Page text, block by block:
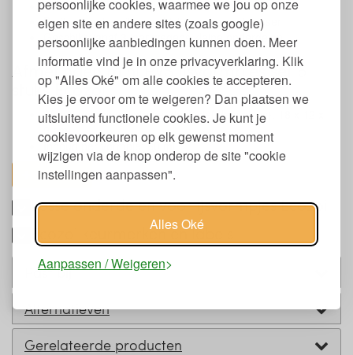
persoonlijke cookies, waarmee we jou op onze
eigen site en andere sites (zoals google)
persoonlijke aanbiedingen kunnen doen. Meer
informatie vind je in onze privacyverklaring. Klik
op "Alles Oké" om alle cookies te accepteren.
Kies je ervoor om te weigeren? Dan plaatsen we
uitsluitend functionele cookies. Je kunt je
cookievoorkeuren op elk gewenst moment
wijzigen via de knop onderop de site "cookie
instellingen aanpassen".
Alles Oké
Aanpassen / Weigeren
Zero waste
De ijsvormpjes zijn geschikt voor de vaatwasser
Geschikt vanaf 3 jaar wegens kleine onderdelen
Afmetingen mini RVS ijsvormpjes set 6
stuks Ecozoi
Afmetingen complete set (inclusief de stokjes): 18 x 12 x
9 cm.
Inhoud per vormpje: 60 ml.
toon alles
Losse onderdelen voor ijsvormpjes Ecozoi
Ecozoi keurmerken en labels
Past bij
Alternatieven
Gerelateerde producten